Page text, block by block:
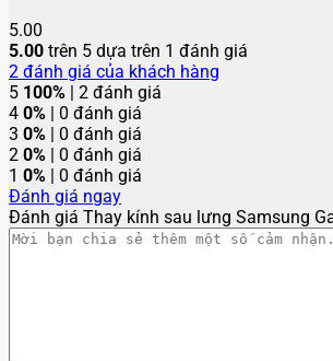
5.00
5.00 trên 5 dựa trên 1 đánh giá
2 đánh giá của khách hàng
5 100% | 2 đánh giá
4 0% | 0 đánh giá
3 0% | 0 đánh giá
2 0% | 0 đánh giá
1 0% | 0 đánh giá
Đánh giá ngay
Đánh giá Thay kính sau lưng Samsung